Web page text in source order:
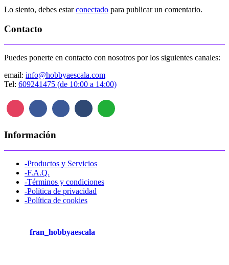
Lo siento, debes estarconectado para publicar un comentario.
Contacto
Puedes ponerte en contacto con nosotros por los siguientes canales:
email: info@hobbyaescala.com
Tel: 609241475 (de 10:00 a 14:00)
Información
-Productos y Servicios
-F.A.Q.
-Términos y condiciones
-Política de privacidad
-Política de cookies
fran_hobbyaescala